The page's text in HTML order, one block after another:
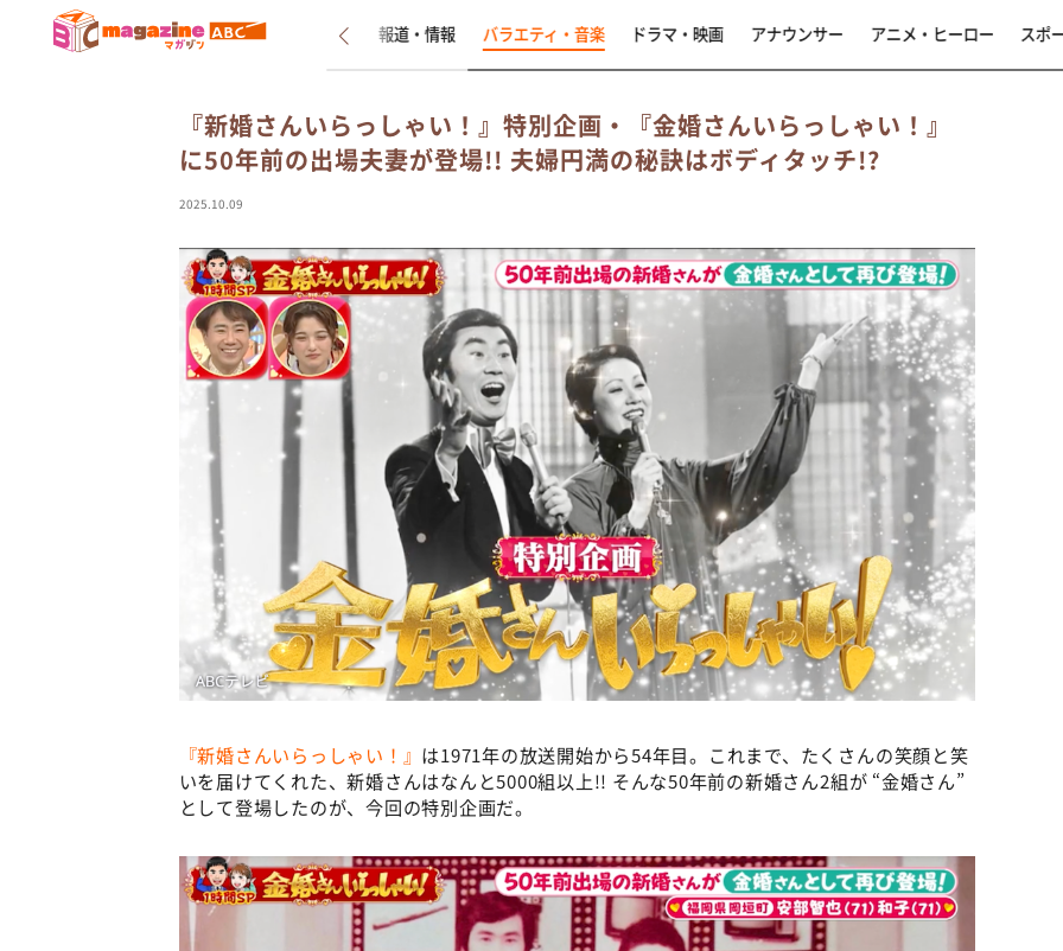
新着 インタビュー 報道・情報 バラエティ・音楽 ドラマ・映画 アナウンサー アニメ・ヒーロー スポ
『新婚さんいらっしゃい！』特別企画・『金婚さんいらっしゃい！』
に50年前の出場夫妻が登場!! 夫婦円満の秘訣はボディタッチ!?
2025.10.09
『新婚さんいらっしゃい！』 は1971年の放送開始から54年目。これまで、たくさんの笑顔と笑
いを届けてくれた、新婚さんはなんと5000組以上!! そんな50年前の新婚さん2組が “金婚さん”
として登場したのが、今回の特別企画だ。